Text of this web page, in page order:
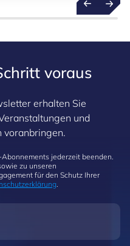
voraus
erhalten Sie
und
voranbringen.
jederzeit beenden.
zu unseren
für den Schutz Ihrer
.